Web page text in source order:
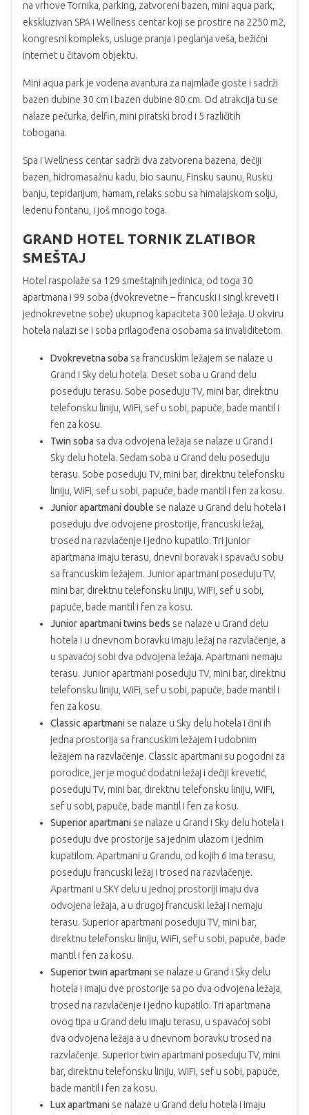
na vrhove Tornika, parking, zatvoreni bazen, mini aqua park,
ekskluzivan SPA i Wellness centar koji se prostire na 2250 m2,
kongresni kompleks, usluge pranja i peglanja veša, bežični
internet u čitavom objektu.
Mini aqua park je vodena avantura za najmlađe goste i sadrži
bazen dubine 30 cm i bazen dubine 80 cm. Od atrakcija tu se
nalaze pečurka, delfin, mini piratski brod i 5 različitih
tobogana.
Spa i Wellness centar sadrži dva zatvorena bazena, dečiji
bazen, hidromasažnu kadu, bio saunu, Finsku saunu, Rusku
banju, tepidarijum, hamam, relaks sobu sa himalajskom solju,
ledenu fontanu, i još mnogo toga.
GRAND HOTEL TORNIK ZLATIBOR
SMEŠTAJ
Hotel raspolaže sa 129 smeštajnih jedinica, od toga 30
apartmana i 99 soba (dvokrevetne – francuski i singl kreveti i
jednokrevetne sobe) ukupnog kapaciteta 300 ležaja. U okviru
hotela nalazi se i soba prilagođena osobama sa invaliditetom.
Dvokrevetna soba sa francuskim ležajem se nalaze u
Grand i Sky delu hotela. Deset soba u Grand delu
poseduju terasu. Sobe poseduju TV, mini bar, direktnu
telefonsku liniju, WiFi, sef u sobi, papuče, bade mantil i
fen za kosu.
Twin soba sa dva odvojena ležaja se nalaze u Grand i
Sky delu hotela. Sedam soba u Grand delu poseduju
terasu. Sobe poseduju TV, mini bar, direktnu telefonsku
liniju, WiFi, sef u sobi, papuče, bade mantil i fen za kosu.
Junior apartmani double se nalaze u Grand delu hotela i
poseduju dve odvojene prostorije, francuski ležaj,
trosed na razvlačenje i jedno kupatilo. Tri junior
apartmana imaju terasu, dnevni boravak i spavaću sobu
sa francuskim ležajem. Junior apartmani poseduju TV,
mini bar, direktnu telefonsku liniju, WiFi, sef u sobi,
papuče, bade mantil i fen za kosu.
Junior apartmani twins beds se nalaze u Grand delu
hotela i u dnevnom boravku imaju ležaj na razvlačenje, a
u spavaćoj sobi dva odvojena ležaja. Apartmani nemaju
terasu. Junior apartmani poseduju TV, mini bar, direktnu
telefonsku liniju, WiFi, sef u sobi, papuče, bade mantil i
fen za kosu.
Classic apartmani se nalaze u Sky delu hotela i čini ih
jedna prostorija sa francuskim ležajem i udobnim
ležajem na razvlačenje. Classic apartmani su pogodni za
porodice, jer je moguć dodatni ležaj i dečiji krevetić,
poseduju TV, mini bar, direktnu telefonsku liniju, WiFi,
sef u sobi, papuče, bade mantil i fen za kosu.
Superior apartmani se nalaze u Grand i Sky delu hotela i
poseduju dve prostorije sa jednim ulazom i jednim
kupatilom. Apartmani u Grandu, od kojih 6 ima terasu,
poseduju francuski ležaj i trosed na razvlačenje.
Apartmani u SKY delu u jednoj prostoriji imaju dva
odvojena ležaja, a u drugoj francuski ležaj i nemaju
terasu. Superior apartmani poseduju TV, mini bar,
direktnu telefonsku liniju, WiFi, sef u sobi, papuče, bade
mantil i fen za kosu.
Superior twin apartmani se nalaze u Grand i Sky delu
hotela i imaju dve prostorije sa po dva odvojena ležaja,
trosed na razvlačenje i jedno kupatilo. Tri apartmana
ovog tipa u Grand delu imaju terasu, u spavaćoj sobi
dva odvojena ležaja a u dnevnom boravku trosed na
razvlačenje. Superior twin apartmani poseduju TV, mini
bar, direktnu telefonsku liniju, WiFi, sef u sobi, papuče,
bade mantil i fen za kosu.
Lux apartmani se nalaze u Grand delu hotela i imaju